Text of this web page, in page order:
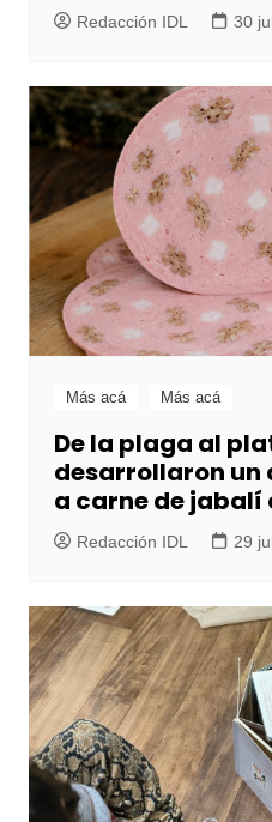
Redacción IDL 30
Más acá Más acá
De la plaga al
desarrollaron un
a carne de jabalí
Redacción IDL 29